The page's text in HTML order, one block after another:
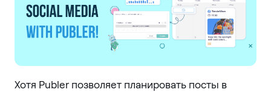
Хотя Publer позволяет планировать посты в